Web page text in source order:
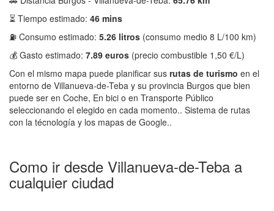
⏳ Tiempo estimado: 46 mins
⛽ Consumo estimado: 5.26 litros (consumo medio 8 L/100 km)
💰 Gasto estimado: 7.89 euros (precio combustible 1,50 €/L)
Con el mismo mapa puede planificar sus rutas de turismo en el
entorno de Villanueva-de-Teba y su provincia Burgos que bien
puede ser en Coche, En bici o en Transporte Público
seleccionando el elegido en cada momento.. Sistema de rutas
con la técnología y los mapas de Google..
Como ir desde Villanueva-de-Teba a
cualquier ciudad